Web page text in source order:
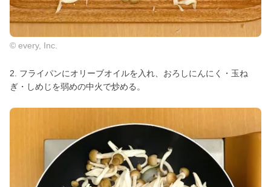
© every, Inc.
2. フライパンにオリーブオイルを入れ、おろしにんにく・玉ね
ぎ・しめじを弱めの中火で炒める。